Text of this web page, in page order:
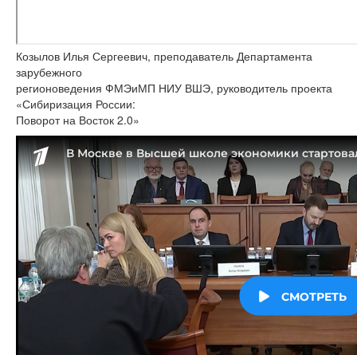
Козылов Илья Сергеевич, преподаватель Департамента
зарубежного
регионоведения ФМЭиМП НИУ ВШЭ, руководитель проекта
«Сибиризация России:
Поворот на Восток 2.0»